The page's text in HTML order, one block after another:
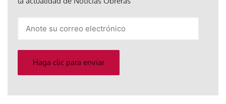
electrónico
Haga clic para enviar